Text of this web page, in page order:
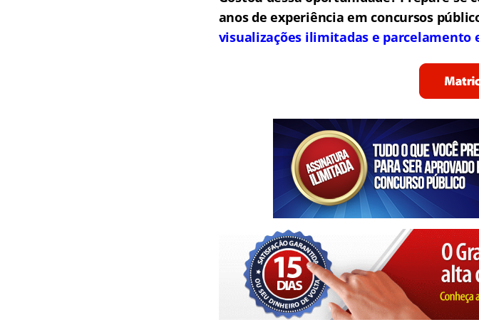
anos de experiência em concursos
visualizações ilimitadas e parcelamento